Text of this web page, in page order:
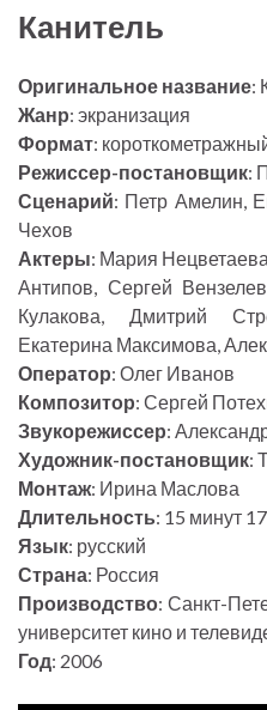
Канитель
Оригинальное название:
Жанр: экранизация
Формат:
Режиссер-постановщик:
Сценарий: Петр Амелин,
Чехов
Актеры: Мария
Антипов, Сергей
Кулакова, Дмитрий
Екатерина Максимова,
Оператор: Олег Иванов
Композитор: Сергей
Звукорежиссер:
Художник-постановщик:
Монтаж: Ирина Маслова
Длительность: 15 минут
Язык: русский
Страна: Россия
Производство: Санкт-
университет кино и
Год: 2006